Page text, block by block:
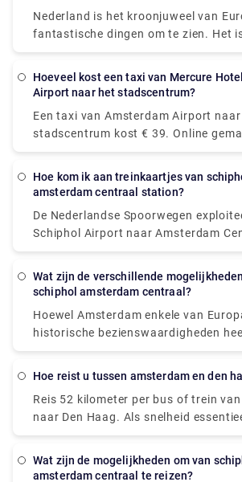
Nederland is het kroonjuweel van
fantastische dingen om te zien. Het
meest intrigerende toeristische
alternatief als je de stad voor het
openbaar vervoer. Onze Airport
Nederland-service omvat huis-aan-
niet meer met je spullen door de
taxistandplaats te slepen. U kunt
stad vervoer in Nederland overal en
door gebruik te maken van ons online
Hoeveel kost een taxi van Mercure Hotel Amsterdam
Airport naar het stadscentrum?
Een taxi van Amsterdam Airport naar
stadscentrum kost € 39. Online
reserveringen kunnen tot 55 €
voor bagage, 's avonds laat rijden en
Hoe kom ik aan treinkaartjes van schiphol naar
amsterdam centraal station?
De Nederlandse Spoorwegen
Schiphol Airport naar Amsterdam
in gemiddeld 14-17 minuten. Dit
wegwerpkaartjes.
Wat zijn de verschillende mogelijkheden van overstap
schiphol amsterdam centraal?
Hoewel Amsterdam enkele van
historische bezienswaardigheden
openbaar vervoersysteem eigentijds
exploiteert een netwerk in de
hoofdstad dat treinen, bussen,
natuurlijk veerboten omvat.
stellen zich voor dat het moeilijk is
verplaatsen in een stad met 165
negende eeuw, maar reizen van het
Hoe reist u tussen amsterdam en den
Reis 52 kilometer per bus of trein
naar Den Haag. Als snelheid
het beste alternatief, met een
zijn, is een bus de beste optie, met
Wat zijn de mogelijkheden om van schiphol naar
amsterdam centraal te reizen?